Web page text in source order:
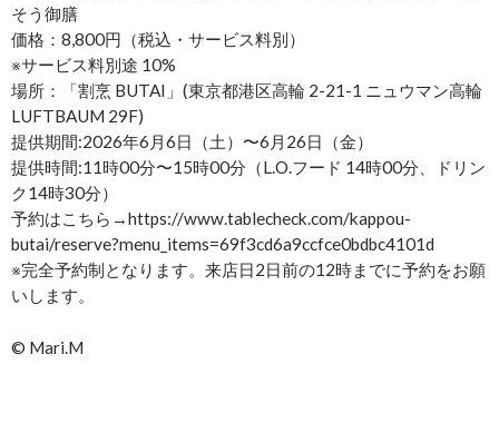
そう御膳
価格：8,800円（税込・サービス料別）
※サービス料別途 10%
場所：「割烹 BUTAI」(東京都港区高輪 2-21-1 ニュウマン高輪
LUFTBAUM 29F)
提供期間:2026年6月6日（土）〜6月26日（金）
提供時間:11時00分〜15時00分（L.O.フード 14時00分、ドリン
ク14時30分）
予約はこちら→https://www.tablecheck.com/kappou-
butai/reserve?menu_items=69f3cd6a9ccfce0bdbc4101d
※完全予約制となります。来店日2日前の12時までに予約をお願
いします。
©︎ Mari.M